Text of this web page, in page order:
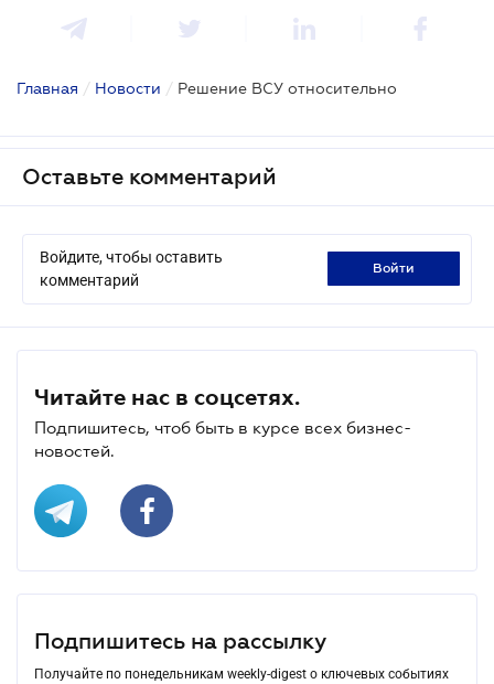
Главная / Новости / Решение ВСУ относительно
Оставьте комментарий
Войдите, чтобы оставить
комментарий
войти
Читайте нас в соцсетях.
Подпишитесь, чтоб быть в курсе всех бизнес-
новостей.
Подпишитесь на рассылку
Получайте по понедельникам weekly-digest о ключевых событиях